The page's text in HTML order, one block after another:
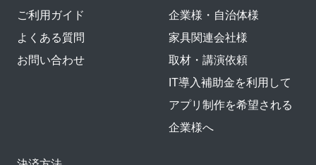
ご利用ガイド
よくある質問
お問い合わせ
企業様・自治体様
家具関連会社様
取材・講演依頼
IT導入補助金を利用して
アプリ制作を希望される
企業様へ